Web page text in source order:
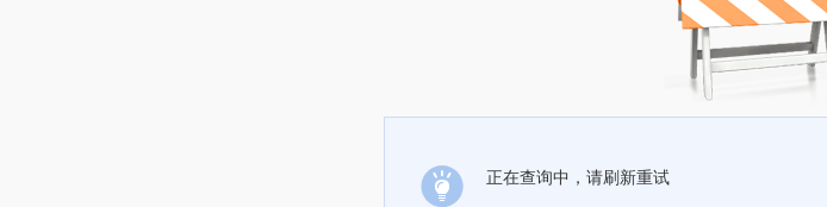
正在查询中，请刷新重试